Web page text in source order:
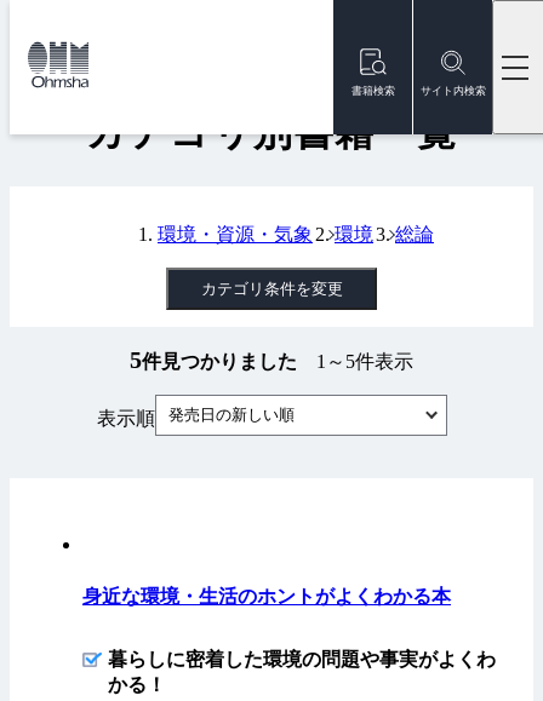
書籍検索 サイト内検索
トップ
カテゴリ別書籍一覧
環境・資源・気象 環境 総論
カテゴリ条件を変更
5件見つかりました 1～5件表示
表示順 発売日の新しい順
身近な環境・生活のホントがよくわかる本
暮らしに密着した環境の問題や事実がよくわ
かる！